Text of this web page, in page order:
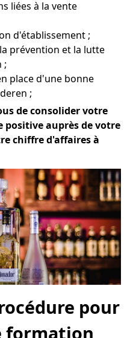
liées à la vente
d'établissement ;
prévention et la lutte
;
place d'une bonne
;
de consolider votre
positive auprès de votre
chiffre d'affaires à
pour
formation